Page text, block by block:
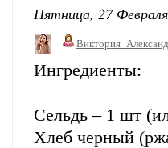
Пятница, 27
Ингредиенты:
Сельдь – 1 шт
Хлеб черный